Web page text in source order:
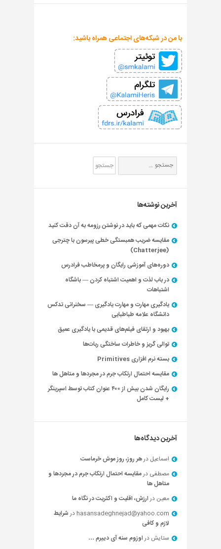
با من در شبکه‌های اجتماعی همراه باشید:
آخرین نوشته‌ها
نکات مهمی که باید در نوشتن رزومه به آن دقت کنید
مقایسه ضریب همبستگی خطی پیرسون با چترجی
(Chatterjee)
دوره‌های آموزشی رایگان و پرمخاطب فرادرس
در باب لذت و اهمیت اشتباه کردن — باشگاه
اشتباهات
یادگیری مهارت و مهارت یادگیری — سخنرانی تدکس
دانشگاه علامه طباطبایی
بهبود و ارتقای فیلم‌های قدیمی با یادگیری عمیق
توالی گریز و خاطرات ساختگی ربات‌ها
بسته نرم افزاری Primitives
مقایسه احتمال ارتکاب جرم در مجردها و متاهل ها
رایگان شدن بیش از ۴۰۰ عنوان کتاب توسط اسپرینگر
+ لیست کامل
آخرین دیدگاه‌ها
اسماعیل درهر روز، روز موش خرماست
مصطفی درمقایسه احتمال ارتکاب جرم در مجردها و
متاهل ها
معین درارزش، اقلیت و اکثریت در نگاه ما
hasansadeghnejad@yahoo.com درشرایط
لازم و کافی
ستایش دراوزوم سنه آی دییرم …